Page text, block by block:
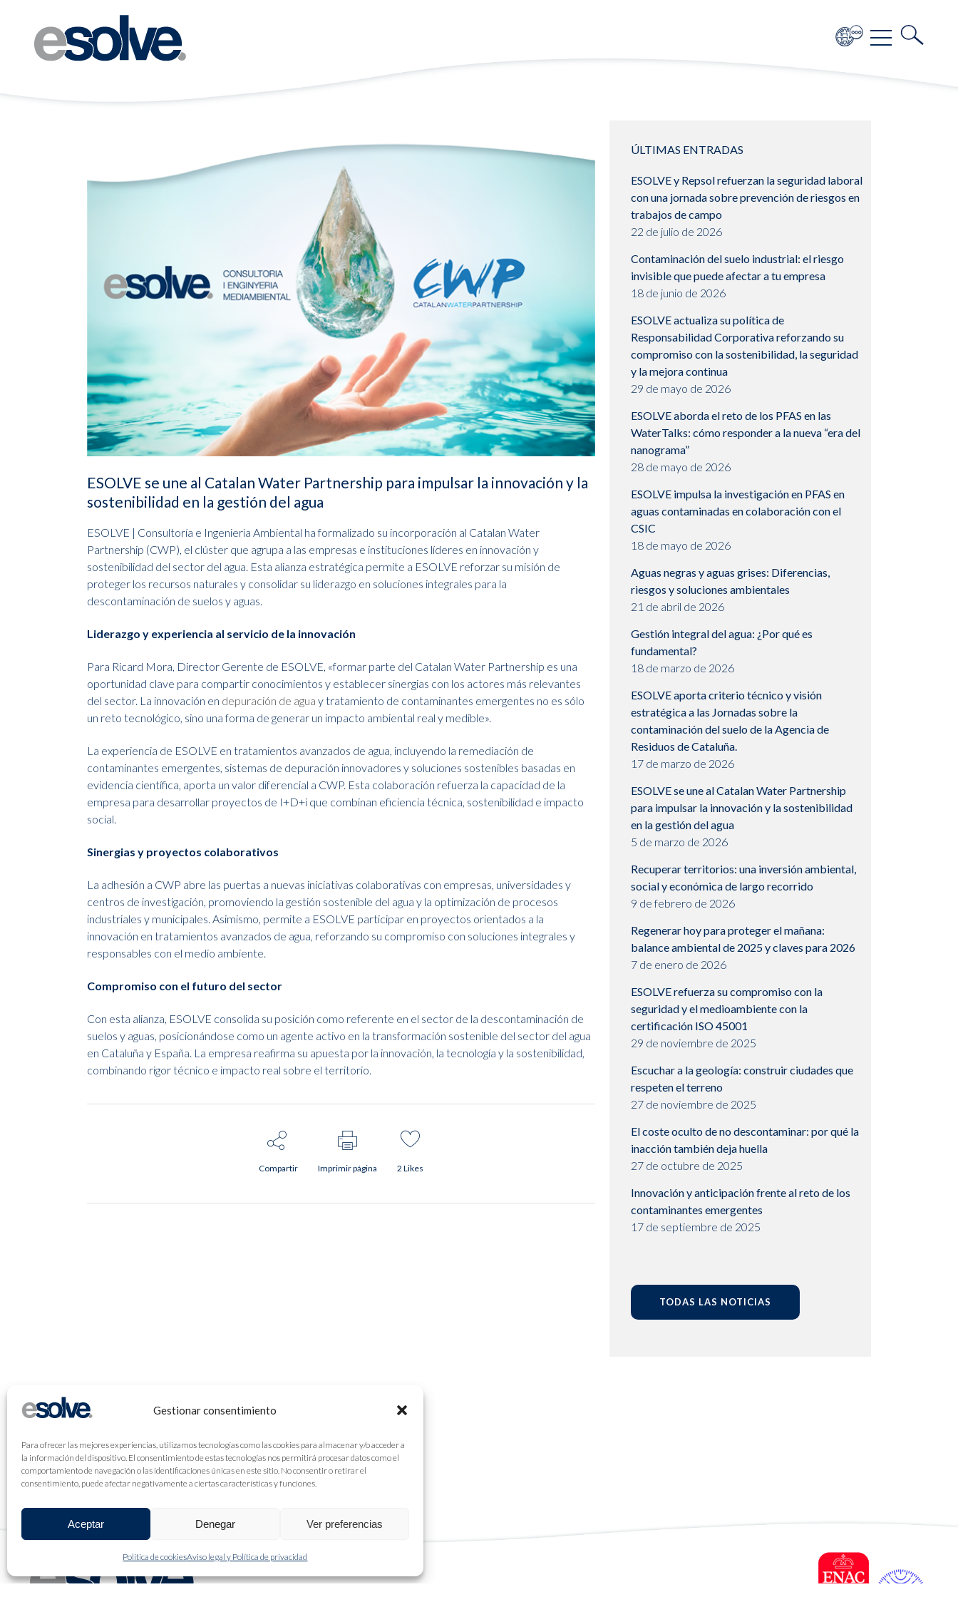
Gestionar consentimiento
Para ofrecer las mejores experiencias, utilizamos tecnologías como las cookies para almacenar y/o acceder a
la información del dispositivo. El consentimiento de estas tecnologías nos permitirá procesar datos como el
comportamiento de navegación o las identificaciones únicas en este sitio. No consentir o retirar el
consentimiento, puede afectar negativamente a ciertas características y funciones.
Aceptar Denegar Ver preferencias
Política de cookiesAviso legal y Política de privacidad
ESOLVE se une al Catalan Water Partnership para impulsar la innovación y la
sostenibilidad en la gestión del agua
ESOLVE | Consultoría e Ingeniería Ambiental ha formalizado su incorporación al Catalan Water
Partnership (CWP), el clúster que agrupa a las empresas e instituciones líderes en innovación y
sostenibilidad del sector del agua. Esta alianza estratégica permite a ESOLVE reforzar su misión de
proteger los recursos naturales y consolidar su liderazgo en soluciones integrales para la
descontaminación de suelos y aguas.
Liderazgo y experiencia al servicio de la innovación
Para Ricard Mora, Director Gerente de ESOLVE, «formar parte del Catalan Water Partnership es una
oportunidad clave para compartir conocimientos y establecer sinergias con los actores más relevantes
del sector. La innovación en depuración de agua y tratamiento de contaminantes emergentes no es sólo
un reto tecnológico, sino una forma de generar un impacto ambiental real y medible».
La experiencia de ESOLVE en tratamientos avanzados de agua, incluyendo la remediación de
contaminantes emergentes, sistemas de depuración innovadores y soluciones sostenibles basadas en
evidencia científica, aporta un valor diferencial a CWP. Esta colaboración refuerza la capacidad de la
empresa para desarrollar proyectos de I+D+i que combinan eficiencia técnica, sostenibilidad e impacto
social.
Sinergias y proyectos colaborativos
La adhesión a CWP abre las puertas a nuevas iniciativas colaborativas con empresas, universidades y
centros de investigación, promoviendo la gestión sostenible del agua y la optimización de procesos
industriales y municipales. Asimismo, permite a ESOLVE participar en proyectos orientados a la
innovación en tratamientos avanzados de agua, reforzando su compromiso con soluciones integrales y
responsables con el medio ambiente.
Compromiso con el futuro del sector
Con esta alianza, ESOLVE consolida su posición como referente en el sector de la descontaminación de
suelos y aguas, posicionándose como un agente activo en la transformación sostenible del sector del agua
en Cataluña y España. La empresa reafirma su apuesta por la innovación, la tecnología y la sostenibilidad,
combinando rigor técnico e impacto real sobre el territorio.
Compartir Imprimir página 2 Likes
ÚLTIMAS ENTRADAS
ESOLVE y Repsol refuerzan la seguridad laboral
con una jornada sobre prevención de riesgos en
trabajos de campo
22 de julio de 2026
Contaminación del suelo industrial: el riesgo
invisible que puede afectar a tu empresa
18 de junio de 2026
ESOLVE actualiza su política de
Responsabilidad Corporativa reforzando su
compromiso con la sostenibilidad, la seguridad
y la mejora continua
29 de mayo de 2026
ESOLVE aborda el reto de los PFAS en las
WaterTalks: cómo responder a la nueva “era del
nanograma”
28 de mayo de 2026
ESOLVE impulsa la investigación en PFAS en
aguas contaminadas en colaboración con el
CSIC
18 de mayo de 2026
Aguas negras y aguas grises: Diferencias,
riesgos y soluciones ambientales
21 de abril de 2026
Gestión integral del agua: ¿Por qué es
fundamental?
18 de marzo de 2026
ESOLVE aporta criterio técnico y visión
estratégica a las Jornadas sobre la
contaminación del suelo de la Agencia de
Residuos de Cataluña.
17 de marzo de 2026
ESOLVE se une al Catalan Water Partnership
para impulsar la innovación y la sostenibilidad
en la gestión del agua
5 de marzo de 2026
Recuperar territorios: una inversión ambiental,
social y económica de largo recorrido
9 de febrero de 2026
Regenerar hoy para proteger el mañana:
balance ambiental de 2025 y claves para 2026
7 de enero de 2026
ESOLVE refuerza su compromiso con la
seguridad y el medioambiente con la
certificación ISO 45001
29 de noviembre de 2025
Escuchar a la geología: construir ciudades que
respeten el terreno
27 de noviembre de 2025
El coste oculto de no descontaminar: por qué la
inacción también deja huella
27 de octubre de 2025
Innovación y anticipación frente al reto de los
contaminantes emergentes
17 de septiembre de 2025
TODAS LAS NOTICIAS